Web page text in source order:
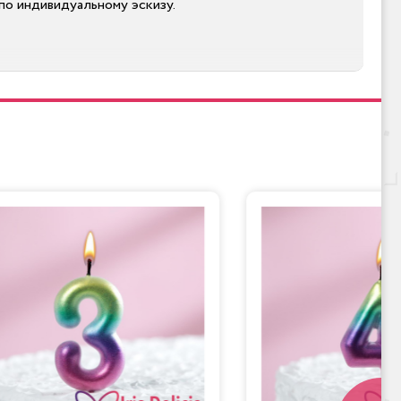
индивидуальному эскизу.